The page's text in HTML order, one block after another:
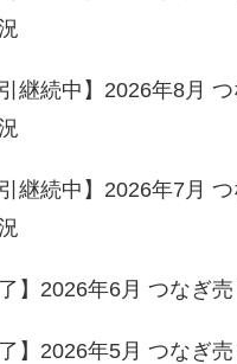
引継続中】2026年8月
引継続中】2026年7月
了】2026年6月 つなぎ
了】2026年5月 つなぎ